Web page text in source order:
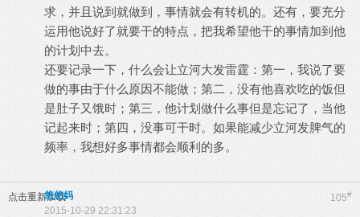
求，并且说到就做到，事情就会有转机的。还有，要充分
运用他说好了就要干的特点，把我希望他干的事情加到他
的计划中去。
还要记录一下，什么会让立河大发雷霆：第一，我说了要
做的事由于什么原因不能做；第二，没有他喜欢吃的饭但
是肚子又饿时；第三，他计划做什么事但是忘记了，当他
记起来时；第四，没事可干时。如果能减少立河发脾气的
频率，我想好多事情都会顺利的多。
点击重新加载 105#
悠悠妈
2015-10-29 22:31:23